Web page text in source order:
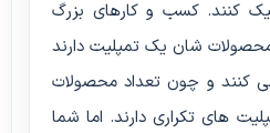
کنند. کسب و کارهای بزرگ
محصولات شان یک تمپلیت دارند
کنند و چون تعداد محصولات
های تکراری دارند. اما شما